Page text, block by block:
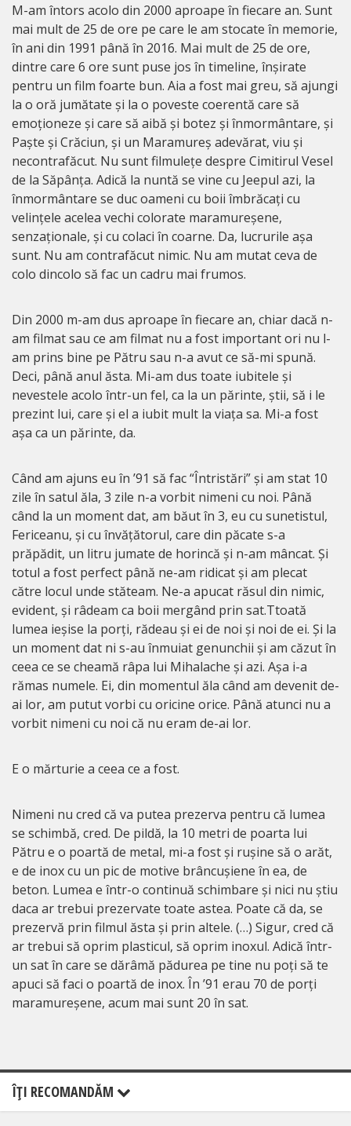
M-am întors acolo din 2000 aproape în fiecare an. Sunt
mai mult de 25 de ore pe care le am stocate în memorie,
în ani din 1991 până în 2016. Mai mult de 25 de ore,
dintre care 6 ore sunt puse jos în timeline, înșirate
pentru un film foarte bun. Aia a fost mai greu, să ajungi
la o oră jumătate și la o poveste coerentă care să
emoționeze și care să aibă și botez și înmormântare, și
Paște și Crăciun, și un Maramureș adevărat, viu și
necontrafăcut. Nu sunt filmulețe despre Cimitirul Vesel
de la Săpânța. Adică la nuntă se vine cu Jeepul azi, la
înmormântare se duc oameni cu boii îmbrăcați cu
velințele acelea vechi colorate maramureșene,
senzaționale, și cu colaci în coarne. Da, lucrurile așa
sunt. Nu am contrafăcut nimic. Nu am mutat ceva de
colo dincolo să fac un cadru mai frumos.
Din 2000 m-am dus aproape în fiecare an, chiar dacă n-
am filmat sau ce am filmat nu a fost important ori nu l-
am prins bine pe Pătru sau n-a avut ce să-mi spună.
Deci, până anul ăsta. Mi-am dus toate iubitele și
nevestele acolo într-un fel, ca la un părinte, știi, să i le
prezint lui, care și el a iubit mult la viața sa. Mi-a fost
așa ca un părinte, da.
Când am ajuns eu în ’91 să fac “Întristări” și am stat 10
zile în satul ăla, 3 zile n-a vorbit nimeni cu noi. Până
când la un moment dat, am băut în 3, eu cu sunetistul,
Fericeanu, și cu învățătorul, care din păcate s-a
prăpădit, un litru jumate de horincă și n-am mâncat. Și
totul a fost perfect până ne-am ridicat și am plecat
către locul unde stăteam. Ne-a apucat răsul din nimic,
evident, și râdeam ca boii mergând prin sat.Ttoată
lumea ieșise la porți, rădeau și ei de noi și noi de ei. Și la
un moment dat ni s-au înmuiat genunchii și am căzut în
ceea ce se cheamă râpa lui Mihalache și azi. Așa i-a
rămas numele. Ei, din momentul ăla când am devenit de-
ai lor, am putut vorbi cu oricine orice. Până atunci nu a
vorbit nimeni cu noi că nu eram de-ai lor.
E o mărturie a ceea ce a fost.
Nimeni nu cred că va putea prezerva pentru că lumea
se schimbă, cred. De pildă, la 10 metri de poarta lui
Pătru e o poartă de metal, mi-a fost și rușine să o arăt,
e de inox cu un pic de motive brâncușiene în ea, de
beton. Lumea e într-o continuă schimbare și nici nu știu
daca ar trebui prezervate toate astea. Poate că da, se
prezervă prin filmul ăsta și prin altele. (…) Sigur, cred că
ar trebui să oprim plasticul, să oprim inoxul. Adică într-
un sat în care se dărâmă pădurea pe tine nu poți să te
apuci să faci o poartă de inox. În ’91 erau 70 de porți
maramureșene, acum mai sunt 20 în sat.
ÎŢI RECOMANDĂM